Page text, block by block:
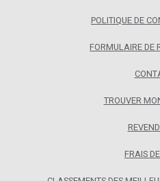
POLITIQUE DE
FORMULAIRE DE
TROUVER
FRAIS